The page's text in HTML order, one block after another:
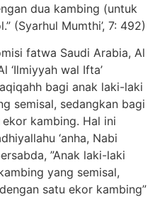
dua kambing (untuk
(Syarhul Mumthi’, 7: 492)
fatwa Saudi Arabia, Al
‘Ilmiyyah wal Ifta’
bagi anak laki-laki
semisal, sedangkan bagi
kambing. Hal ini
‘anha, Nabi
”Anak laki-laki
yang semisal,
satu ekor kambing”